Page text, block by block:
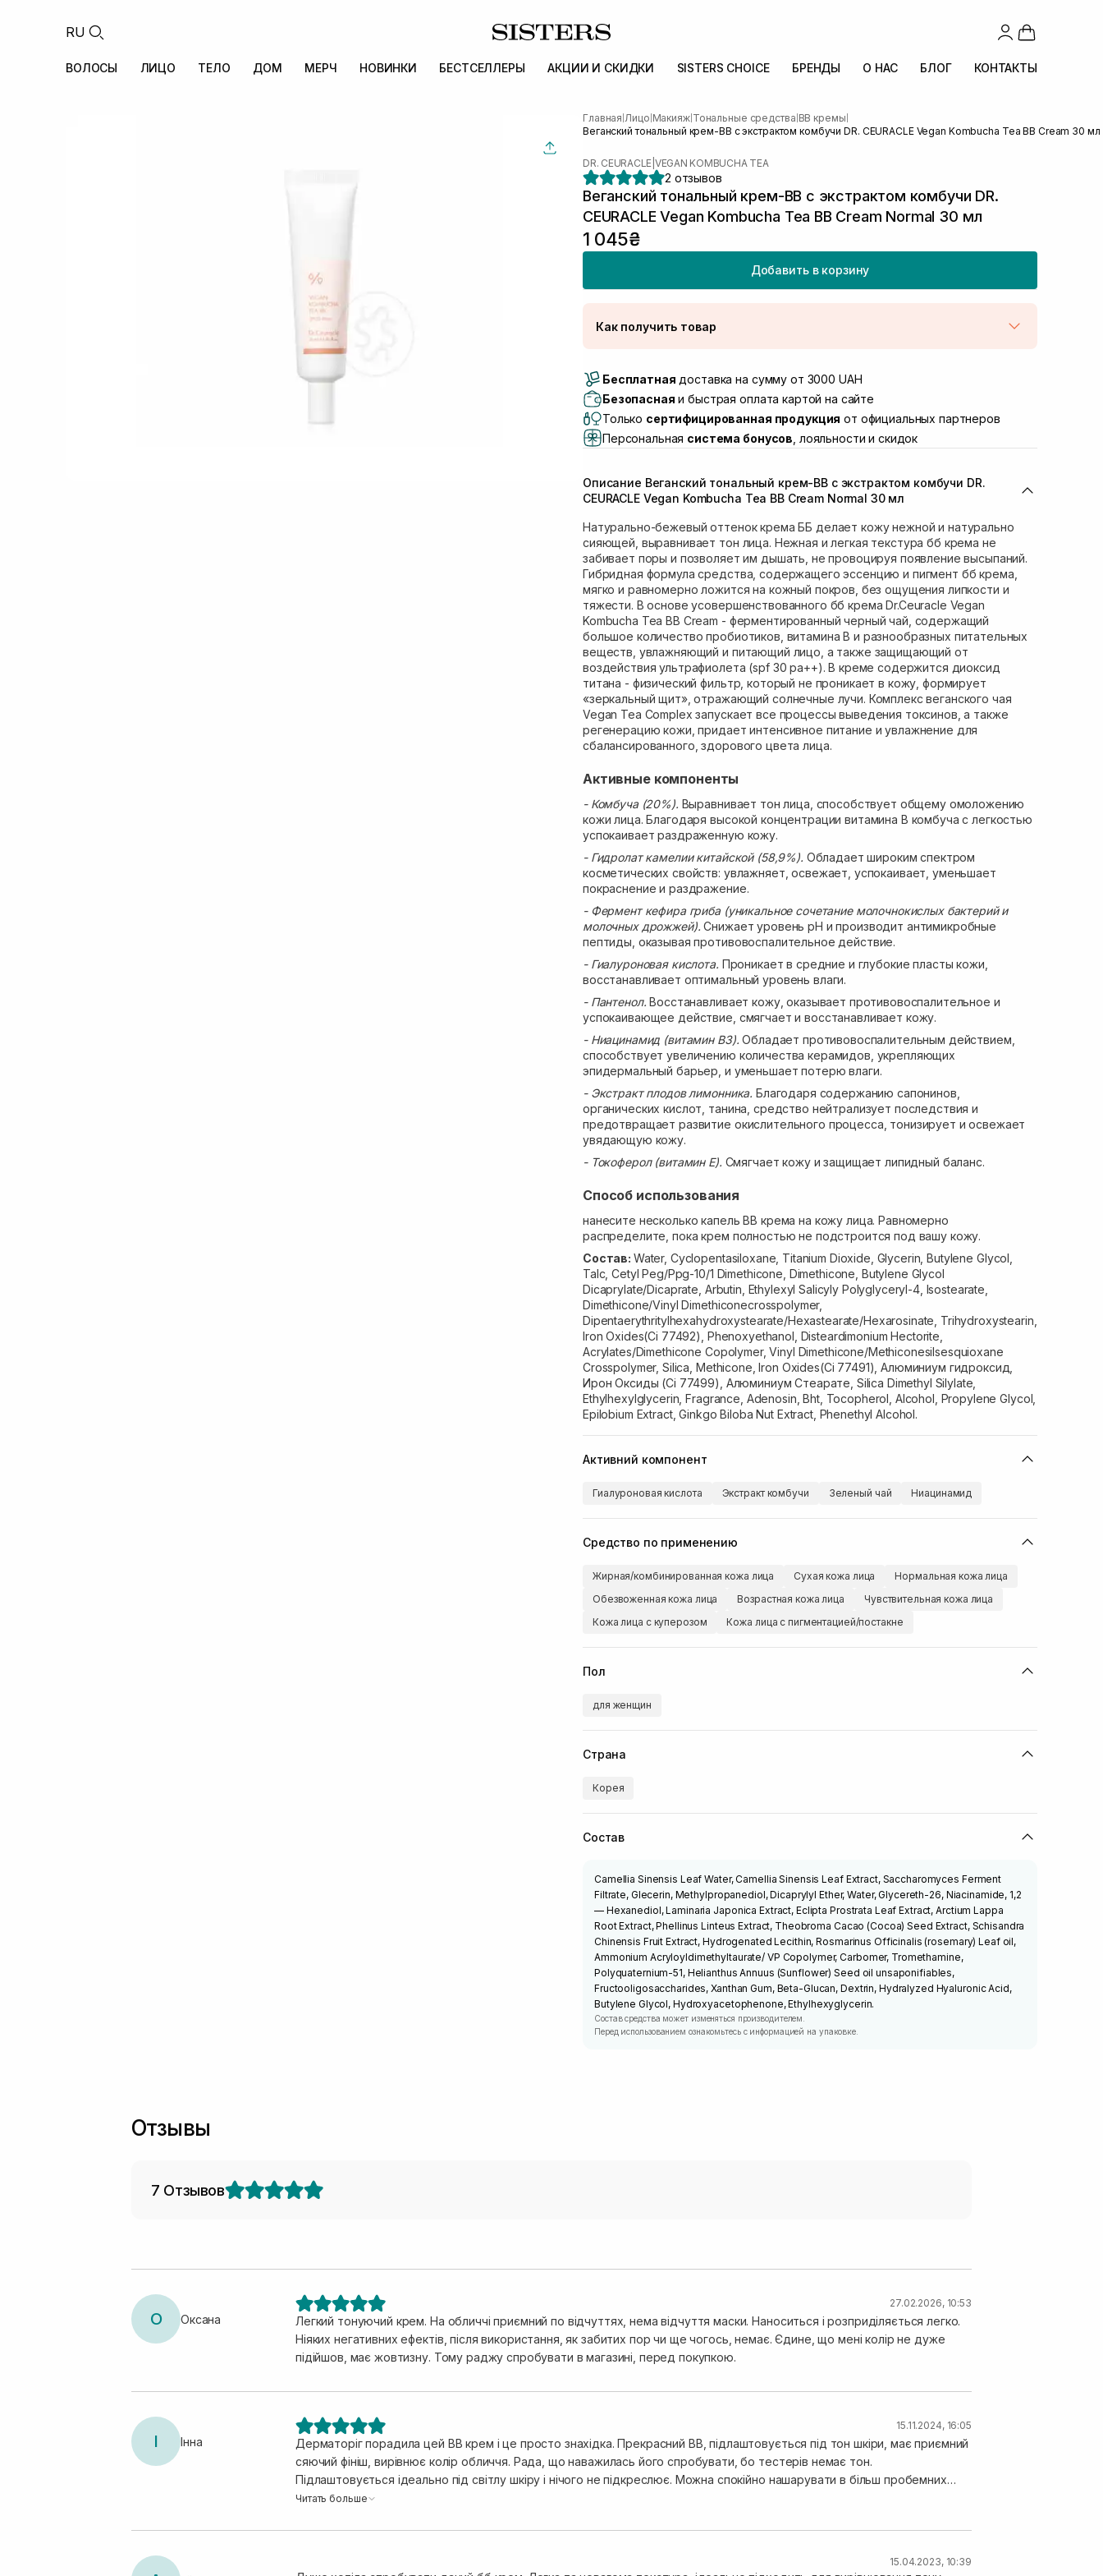
RU
ВОЛОСЫ ЛИЦО ТЕЛО ДОМ МЕРЧ НОВИНКИ БЕСТСЕЛЛЕРЫ АКЦИИ И СКИДКИ SISTERS CHOICE БРЕНДЫ О НАС БЛОГ КОНТАКТЫ
Главная Лицо Макияж| Тональные средства BB кремы
Веганский тональный крем-ВВ с экстрактом комбучи DR. CEURACLE Vegan Kombucha Tea BB Cream 30 мл
DR. CEURACLE VEGAN KOMBUCHA TEA
2 отзывов
Веганский тональный крем-ВВ с экстрактом комбучи DR.
CEURACLE Vegan Kombucha Tea BB Cream Normal 30 мл
1 045₴
Добавить в корзину
Как получить товар
Самовывоз г. Луцк, Винниченка 4
Самовывоз г. Львов, ул. Академика Подстригача, 1В (Duck's
Самовывоз Львов (Ивана Франко 36) В наличии
Самовывоз г. Львов ул. Степана Бандеры 43 В наличии
Самовывоз г. Ровно, ул. Кулика и Гудачека 23 (ТЦ Экватор) Нет в наличии!
Бесплатная доставка на сумму от 3000 UAH
Безопасная и быстрая оплата картой на сайте
Только сертифицированная продукция от официальных партнеров
Персональная система бонусов , лояльности и скидок
Описание Веганский тональный крем-ВВ с экстрактом комбучи DR.
CEURACLE Vegan Kombucha Tea BB Cream Normal 30 мл
Натурально-бежевый оттенок крема ББ делает кожу нежной и натурально
сияющей, выравнивает тон лица. Нежная и легкая текстура бб крема не
забивает поры и позволяет им дышать, не провоцируя появление высыпаний.
Гибридная формула средства, содержащего эссенцию и пигмент бб крема,
мягко и равномерно ложится на кожный покров, без ощущения липкости и
тяжести. В основе усовершенствованного бб крема Dr.Ceuracle Vegan
Kombucha Tea BB Cream - ферментированный черный чай, содержащий
большое количество пробиотиков, витамина В и разнообразных питательных
веществ, увлажняющий и питающий лицо, а также защищающий от
воздействия ультрафиолета (spf 30 pa++). В креме содержится диоксид
титана - физический фильтр, который не проникает в кожу, формирует
«зеркальный щит», отражающий солнечные лучи. Комплекс веганского чая
Vegan Tea Complex запускает все процессы выведения токсинов, а также
регенерацию кожи, придает интенсивное питание и увлажнение для
сбалансированного, здорового цвета лица.
Активные компоненты
- Комбуча (20%). Выравнивает тон лица, способствует общему омоложению
кожи лица. Благодаря высокой концентрации витамина B комбуча с легкостью
успокаивает раздраженную кожу.
- Гидролат камелии китайской (58,9%). Обладает широким спектром
косметических свойств: увлажняет, освежает, успокаивает, уменьшает
покраснение и раздражение.
- Фермент кефира гриба (уникальное сочетание молочнокислых бактерий и
молочных дрожжей).Снижает уровень pH и производит антимикробные
пептиды, оказывая противовоспалительное действие.
- Гиалуроновая кислота. Проникает в средние и глубокие пласты кожи,
восстанавливает оптимальный уровень влаги.
- Пантенол.Восстанавливает кожу, оказывает противовоспалительное и
успокаивающее действие, смягчает и восстанавливает кожу.
- Ниацинамид (витамин В3).Обладает противовоспалительным действием,
способствует увеличению количества керамидов, укрепляющих
эпидермальный барьер, и уменьшает потерю влаги.
- Экстракт плодов лимонника. Благодаря содержанию сапонинов,
органических кислот, танина, средство нейтрализует последствия и
предотвращает развитие окислительного процесса, тонизирует и освежает
увядающую кожу.
- Токоферол (витамин Е). Смягчает кожу и защищает липидный баланс.
Способ использования
нанесите несколько капель BB крема на кожу лица. Равномерно
распределите, пока крем полностью не подстроится под вашу кожу.
Состав: Water, Cyclopentasiloxane, Titanium Dioxide, Glycerin, Butylene Glycol,
Talc, Cetyl Peg/Ppg-10/1 Dimethicone, Dimethicone, Butylene Glycol
Dicaprylate/Dicaprate, Arbutin, Ethylexyl Salicyly Polyglyceryl-4, Isostearate,
Dimethicone/Vinyl Dimethiconecrosspolymer,
Dipentaerythritylhexahydroxystearate/Hexastearate/Hexarosinate, Trihydroxystearin,
Iron Oxides(Ci 77492), Phenoxyethanol, Disteardimonium Hectorite,
Acrylates/Dimethicone Copolymer, Vinyl Dimethicone/Methiconesilsesquioxane
Crosspolymer, Silica, Methicone, Iron Oxides(Ci 77491), Алюминиум гидроксид,
Ирон Оксиды (Ci 77499), Алюминиум Стеарате, Silica Dimethyl Silylate,
Ethylhexylglycerin, Fragrance, Adenosin, Bht, Tocopherol, Alcohol, Propylene Glycol,
Epilobium Extract, Ginkgo Biloba Nut Extract, Phenethyl Alcohol.
Активний компонент
Гиалуроновая кислота Экстракт комбучи Зеленый чай Ниацинамид
Средство по применению
Жирная/комбинированная кожа лица Сухая кожа лица
Нормальная кожа лица
Обезвоженная кожа лица
Возрастная кожа лица
Чувствительная кожа лица
Кожа лица с куперозом
Кожа лица с пигментацией/постакне
Пол
для женщин
Страна
Корея
Состав
Camellia Sinensis Leaf Water, Camellia Sinensis Leaf Extract, Saccharomyces Ferment
Filtrate, Glecerin, Methylpropanediol, Dicaprylyl Ether, Water, Glycereth-26, Niacinamide, 1,2
— Hexanediol, Laminaria Japonica Extract, Eclipta Prostrata Leaf Extract, Arctium Lappa
Root Extract, Phellinus Linteus Extract, Theobroma Cacao (Cocoa) Seed Extract, Schisandra
Chinensis Fruit Extract, Hydrogenated Lecithin, Rosmarinus Officinalis (rosemary) Leaf oil,
Ammonium Acryloyldimethyltaurate/ VP Copolymer, Carbomer, Tromethamine,
Polyquaternium-51, Helianthus Annuus (Sunflower) Seed oil unsaponifiables,
Fructooligosaccharides, Xanthan Gum, Beta-Glucan, Dextrin, Hydralyzed Hyaluronic Acid,
Butylene Glycol, Hydroxyacetophenone, Ethylhexyglycerin.
Состав средства может изменяться производителем.
Перед использованием ознакомьтесь с информацией на упаковке.
Отзывы
7 Отзывов
О Оксана
27.02.2026, 10:53
Легкий тонуючий крем. На обличчі приємний по відчуттях, нема відчуття маски. Наноситься і розприділяється легко.
Ніяких негативних ефектів, після використання, як забитих пор чи ще чогось, немає. Єдине, що мені колір не дуже
підійшов, має жовтизну. Тому раджу спробувати в магазині, перед покупкою.
І Інна
15.11.2024, 16:05
Дерматоріг порадила цей BB крем і це просто знахідка. Прекрасний BB, підлаштовується під тон шкіри, має приємний
сяючий фініш, вирівнює колір обличчя. Рада, що наважилась його спробувати, бо тестерів немає тон.
Підлаштовується ідеально під світлу шкіру і нічого не підкреслює. Можна спокійно нашарувати в більш пробемних
зонах і все супер.
Читать больше
15.04.2023, 10:39